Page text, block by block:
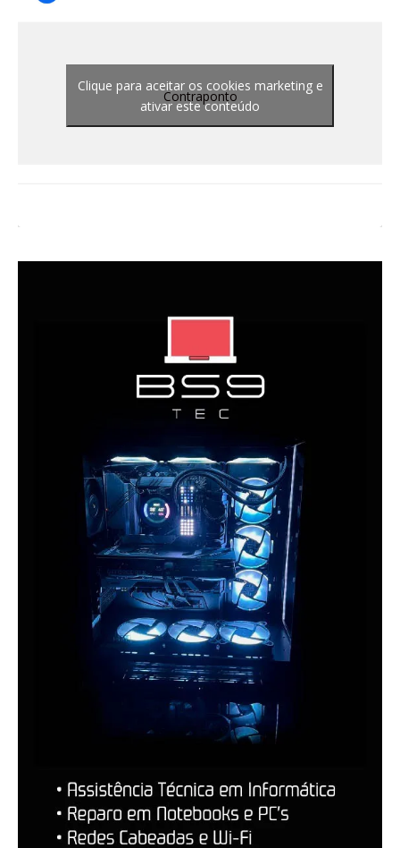
Contraponto
Clique para aceitar os cookies marketing e
ativar este conteúdo